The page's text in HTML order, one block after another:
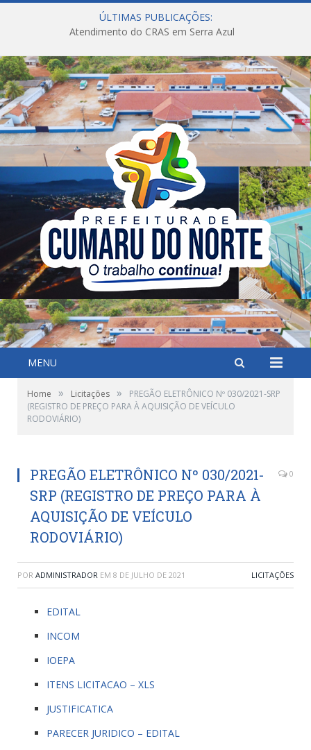
ÚLTIMAS PUBLICAÇÕES:
Atendimento do CRAS em Serra Azul
MENU
Home » Licitações »
PREGÃO ELETRÔNICO Nº 030/2021-SRP
(REGISTRO DE PREÇO PARA À AQUISIÇÃO DE VEÍCULO
RODOVIÁRIO)
PREGÃO ELETRÔNICO Nº 030/2021-
SRP (REGISTRO DE PREÇO PARA À
AQUISIÇÃO DE VEÍCULO
RODOVIÁRIO)
0
POR ADMINISTRADOR EM 8 DE JULHO DE 2021 LICITAÇÕES
EDITAL
INCOM
IOEPA
ITENS LICITACAO – XLS
JUSTIFICATICA
PARECER JURIDICO – EDITAL